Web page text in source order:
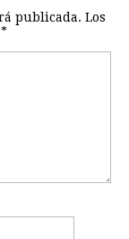
publicada. Los
*